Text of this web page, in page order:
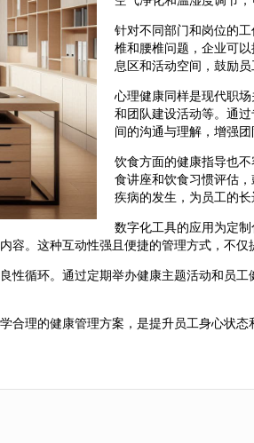
针对不同部门和岗位的
椎和腰椎问题，企业可
息区和活动空间，鼓励
心理健康同样是现代职
和团队建设活动等。通
间的沟通与理解，增强团
饮食方面的健康指导也
食讲座和饮食习惯评估
疾病的发生，为员工的长
数字化工具的应用为定
容。这种互动性强且便捷的管理方式，不
性循环。通过定期举办健康主题活动和员
合理的健康管理方案，是提升员工身心状